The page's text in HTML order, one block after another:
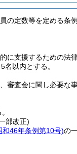
の定数等を定める条例
に支援するための法
名以内とする。
審査会に関し必要な
部改正)
和46年条例第10号)の